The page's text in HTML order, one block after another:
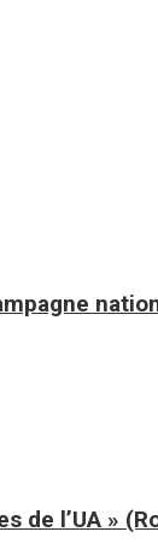
de l’UA »